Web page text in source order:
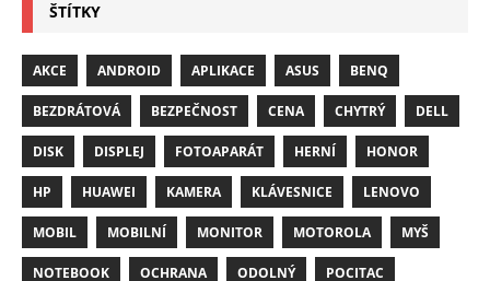
ŠTÍTKY
AKCE ANDROID APLIKACE ASUS BENQ
BEZDRÁTOVÁ BEZPEČNOST CENA CHYTRÝ DELL
DISK DISPLEJ FOTOAPARÁT HERNÍ HONOR
HP HUAWEI KAMERA KLÁVESNICE LENOVO
MOBIL MOBILNÍ MONITOR MOTOROLA MYŠ
NOTEBOOK OCHRANA ODOLNÝ POCITAC